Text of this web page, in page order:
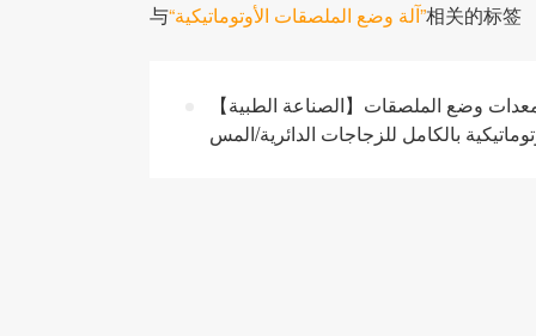
与 “آلة وضع الملصقات الأوتوماتيكية”相关的标签
【الصناعة الطبية】نظام آلة وضع الملصقات الأوتوماتيكية الذكية عالية الدقة | معدات وضع الملصقات
بالكامل للزجاجات الدائرية/المس